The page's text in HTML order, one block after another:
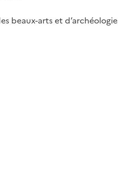
beaux-arts et d’archéologie